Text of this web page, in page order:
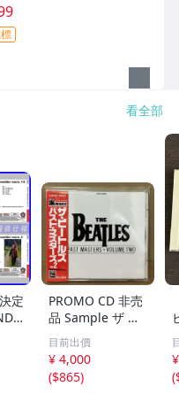
看全部
定
集
PROMO CD 非売
品 Sample ザ ビ
ートルズ パスト
マスターズ VOL.2
CP32-5602 THE
BEATLES / PAST
目前出價
¥ 4,000
($865)
(